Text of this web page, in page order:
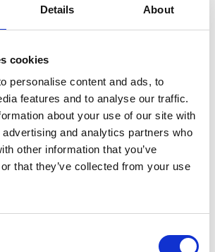
Details About
cookies
personalise content and ads, to
features and to analyse our traffic.
about your use of our site with
and analytics partners who
other information that you’ve
that they’ve collected from your use
gestión de
de alto volumen a
de introducir
manualmente y
una enorme mejora en